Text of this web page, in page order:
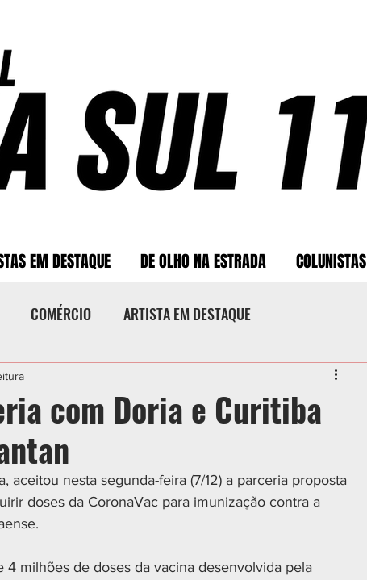
EM DESTAQUE DE OLHO NA ESTRADA COLUNISTAS
COMÉRCIO ARTISTA EM DESTAQUE
CIDADES
com Doria e Curitiba
aceitou nesta segunda-feira (7/12) a parceria proposta
doses da CoronaVac para imunização contra a